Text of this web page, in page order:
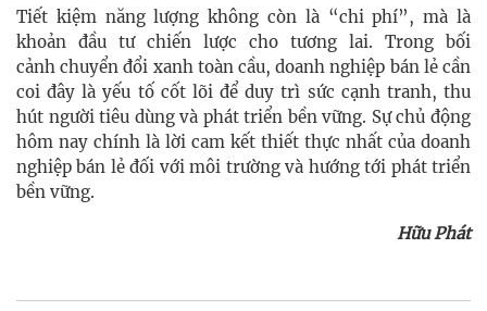
Tiết kiệm năng lượng không còn là “chi phí”, mà là
khoản đầu tư chiến lược cho tương lai. Trong bối
cảnh chuyển đổi xanh toàn cầu, doanh nghiệp bán lẻ cần
coi đây là yếu tố cốt lõi để duy trì sức cạnh tranh, thu
hút người tiêu dùng và phát triển bền vững. Sự chủ động
hôm nay chính là lời cam kết thiết thực nhất của doanh
nghiệp bán lẻ đối với môi trường và hướng tới phát triển
bền vững.
Hữu Phát